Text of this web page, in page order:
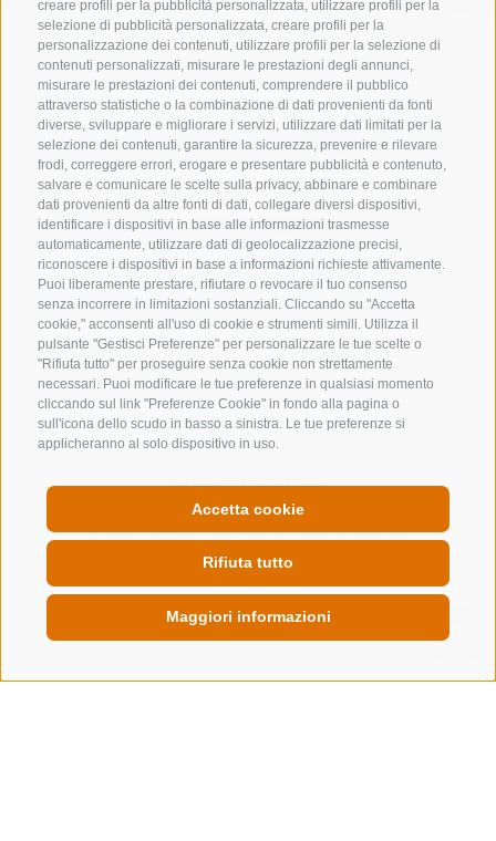
creare profili per la pubblicità personalizzata, utilizzare profili per la
selezione di pubblicità personalizzata, creare profili per la
personalizzazione dei contenuti, utilizzare profili per la selezione di
contenuti personalizzati, misurare le prestazioni degli annunci,
misurare le prestazioni dei contenuti, comprendere il pubblico
attraverso statistiche o la combinazione di dati provenienti da fonti
diverse, sviluppare e migliorare i servizi, utilizzare dati limitati per la
selezione dei contenuti, garantire la sicurezza, prevenire e rilevare
frodi, correggere errori, erogare e presentare pubblicità e contenuto,
salvare e comunicare le scelte sulla privacy, abbinare e combinare
dati provenienti da altre fonti di dati, collegare diversi dispositivi,
identificare i dispositivi in base alle informazioni trasmesse
automaticamente, utilizzare dati di geolocalizzazione precisi,
riconoscere i dispositivi in base a informazioni richieste attivamente.
Puoi liberamente prestare, rifiutare o revocare il tuo consenso
senza incorrere in limitazioni sostanziali. Cliccando su "Accetta
cookie," acconsenti all'uso di cookie e strumenti simili. Utilizza il
pulsante "Gestisci Preferenze" per personalizzare le tue scelte o
"Rifiuta tutto" per proseguire senza cookie non strettamente
necessari. Puoi modificare le tue preferenze in qualsiasi momento
cliccando sul link "Preferenze Cookie" in fondo alla pagina o
sull'icona dello scudo in basso a sinistra. Le tue preferenze si
applicheranno al solo dispositivo in uso.
Accetta cookie
Rifiuta tutto
Maggiori informazioni
CONTATTACI
+39 0472 632 372
info@colleisarco.org
NEWSLETTER
Rimani aggiornato sulle nostre offerte
QUICKLINKS